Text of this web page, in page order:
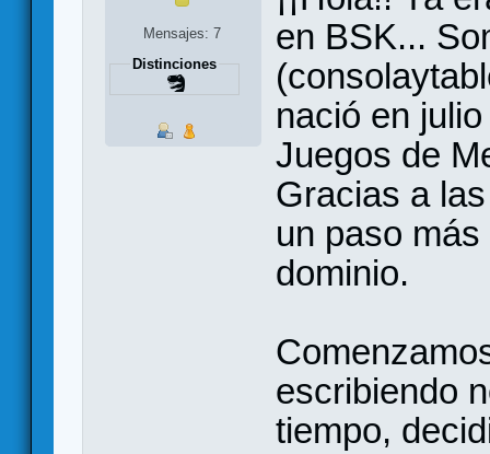
Mensajes: 7
Distinciones
en BSK...
nació en
Juegos de
Gracias a
un paso
dominio.
escribiendo
tiempo,